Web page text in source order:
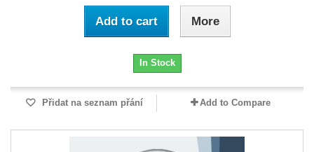
Add to cart More
In Stock
Přidat na seznam přání Add to Compare